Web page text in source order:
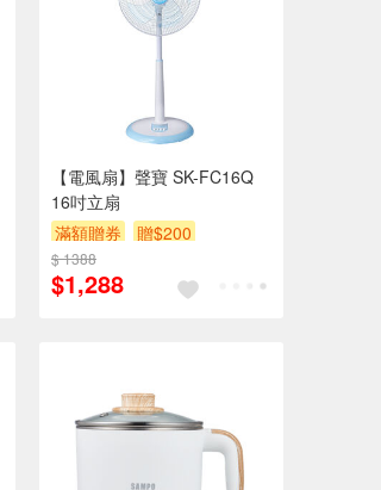
【電風扇】聲寶 SK-FC16Q
16吋立扇
滿額贈券
贈$200
$ 1388
$1,288